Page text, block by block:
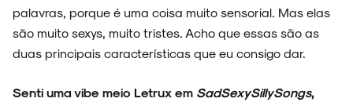
palavras, porque é uma coisa muito sensorial. Mas elas
são muito sexys, muito tristes. Acho que essas são as
duas principais características que eu consigo dar.
Senti uma vibe meio Letrux em SadSexySillySongs,